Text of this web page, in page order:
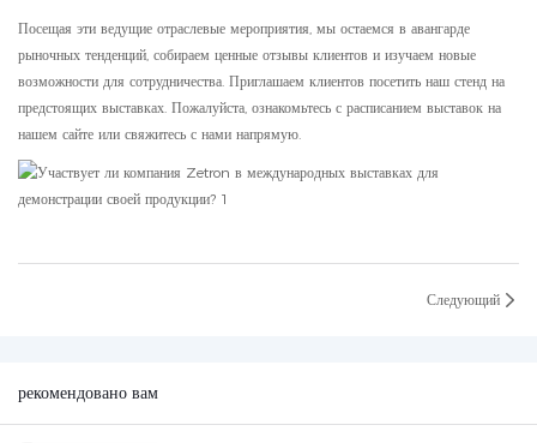
Посещая эти ведущие отраслевые мероприятия, мы остаемся в авангарде
рыночных тенденций, собираем ценные отзывы клиентов и изучаем новые
возможности для сотрудничества. Приглашаем клиентов посетить наш стенд на
предстоящих выставках. Пожалуйста, ознакомьтесь с расписанием выставок на
нашем сайте или свяжитесь с нами напрямую.
Следующий
рекомендовано вам